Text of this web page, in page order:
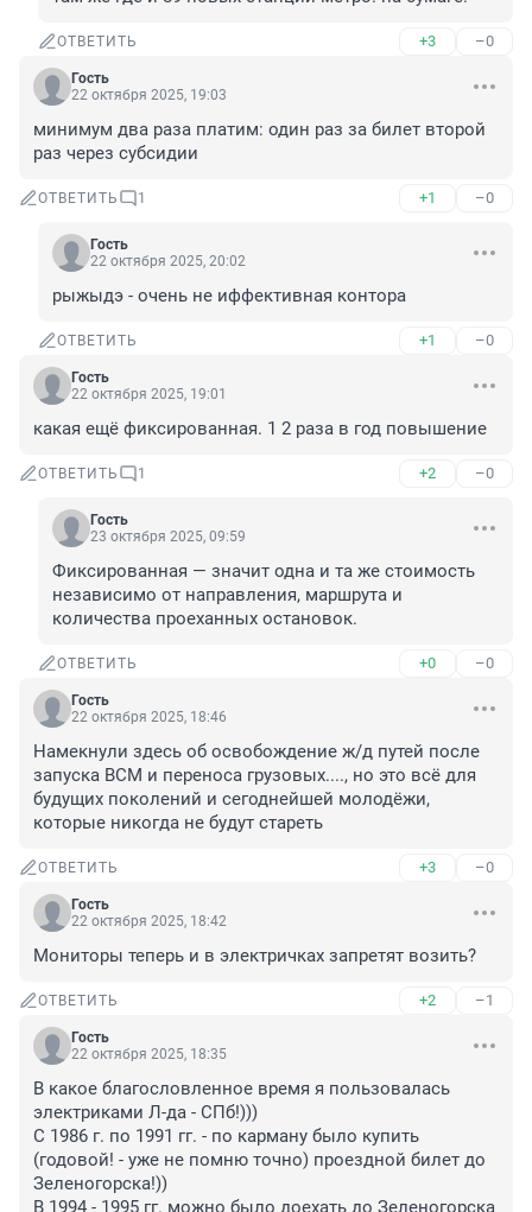
ОТВЕТИТЬ +3 –0
Гость
22 октября 2025, 19:03
минимум два раза платим: один раз за билет второй
раз через субсидии
ОТВЕТИТЬ 1 +1 –0
Гость
22 октября 2025, 20:02
рыжыдэ - очень не иффективная контора
ОТВЕТИТЬ +1 –0
Гость
22 октября 2025, 19:01
какая ещё фиксированная. 1 2 раза в год повышение
ОТВЕТИТЬ 1 +2 –0
Гость
23 октября 2025, 09:59
Фиксированная — значит одна и та же стоимость
независимо от направления, маршрута и
количества проеханных остановок.
ОТВЕТИТЬ +0 –0
Гость
22 октября 2025, 18:46
Намекнули здесь об освобождение ж/д путей после
запуска ВСМ и переноса грузовых...., но это всё для
будущих поколений и сегоднейшей молодёжи,
которые никогда не будут стареть
ОТВЕТИТЬ +3 –0
Гость
22 октября 2025, 18:42
Мониторы теперь и в электричках запретят возить?
ОТВЕТИТЬ +2 –1
Гость
22 октября 2025, 18:35
В какое благословленное время я пользовалась
электриками Л-да - СПб!)))
С 1986 г. по 1991 гг. - по карману было купить
(годовой! - уже не помню точно) проездной билет до
Зеленогорска!))
В 1994 - 1995 гг. можно было доехать до Зеленогорска